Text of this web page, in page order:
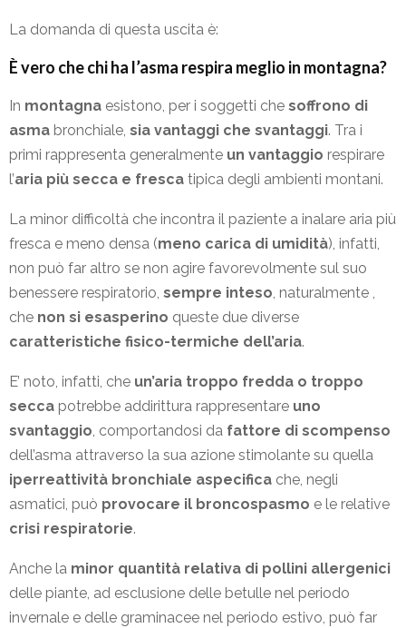
La domanda di questa uscita è:
È vero che chi ha l’asma respira meglio in montagna?
In montagna esistono, per i soggetti che soffrono di
asma bronchiale, sia vantaggi che svantaggi. Tra i
primi rappresenta generalmente un vantaggio respirare
l’aria più secca e fresca tipica degli ambienti montani.
La minor difficoltà che incontra il paziente a inalare aria più
fresca e meno densa (meno carica di umidità), infatti,
non può far altro se non agire favorevolmente sul suo
benessere respiratorio, sempre inteso, naturalmente ,
che non si esasperino queste due diverse
caratteristiche fisico-termiche dell’aria.
E’ noto, infatti, che un’aria troppo fredda o troppo
secca potrebbe addirittura rappresentare uno
svantaggio, comportandosi da fattore di scompenso
dell’asma attraverso la sua azione stimolante su quella
iperreattività bronchiale aspecifica che, negli
asmatici, può provocare il broncospasmo e le relative
crisi respiratorie.
Anche la minor quantità relativa di pollini allergenici
delle piante, ad esclusione delle betulle nel periodo
invernale e delle graminacee nel periodo estivo, può far